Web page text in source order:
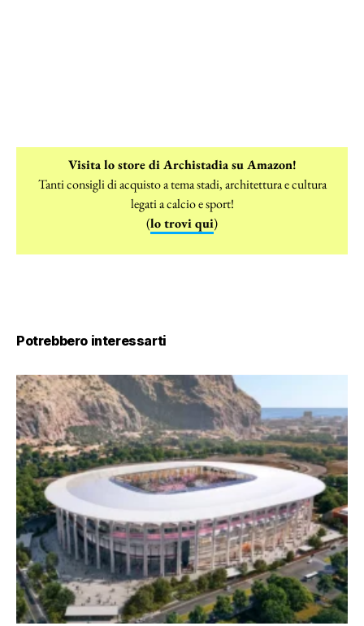
Visita lo store di Archistadia su Amazon!
Tanti consigli di acquisto a tema stadi, architettura e cultura
legati a calcio e sport!
(lo trovi qui)
Potrebbero interessarti